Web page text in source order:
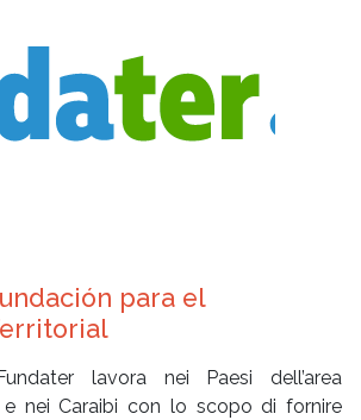
para el
lavora nei Paesi dell’area
e nei Caraibi con lo scopo di fornire